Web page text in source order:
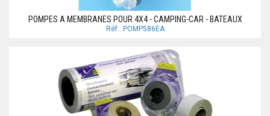
POMPES A MEMBRANES POUR 4X4 - CAMPING-CAR - BATEAUX
Réf.: POMP586EA